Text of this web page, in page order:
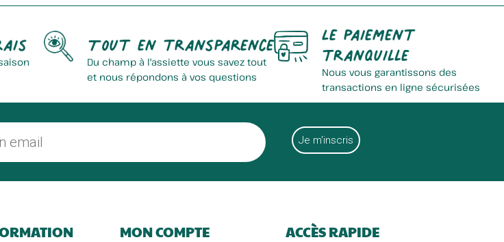
Tout en transparence
Du champ à l'assiette vous savez tout
et nous répondons à vos questions
Le paiement
tranquille
Nous vous garantissons des
transactions en ligne sécurisées
MON COMPTE ACCÈS RAPIDE